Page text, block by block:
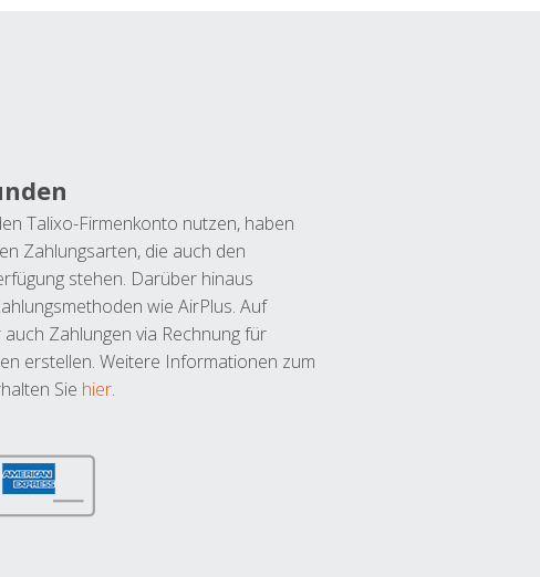
Talixo-Firmenkonto nutzen, haben
Zahlungsarten, die auch den
stehen. Darüber hinaus
wie AirPlus. Auf
Zahlungen via Rechnung für
erstellen. Weitere Informationen zum
Sie hier.